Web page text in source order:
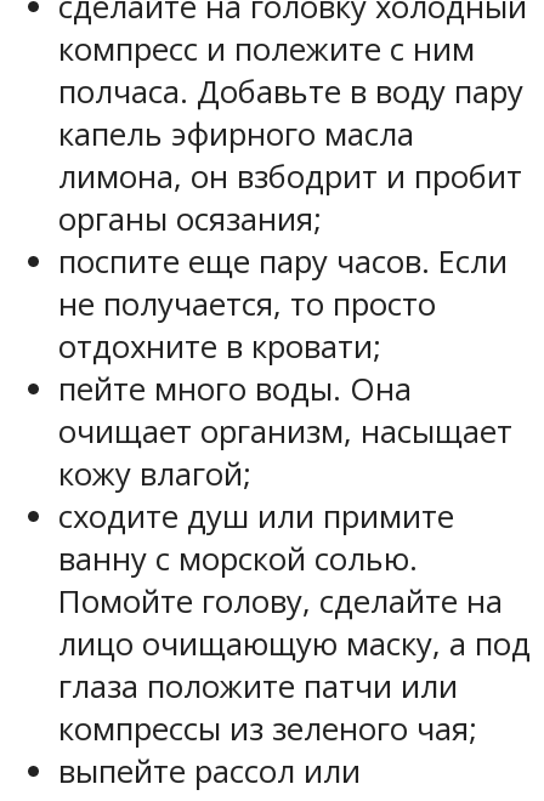
компресс и полежите с ним
полчаса. Добавьте в воду пару
капель эфирного масла
лимона, он взбодрит и пробит
органы осязания;
поспите еще пару часов. Если
не получается, то просто
отдохните в кровати;
пейте много воды. Она
очищает организм, насыщает
кожу влагой;
сходите душ или примите
ванну с морской солью.
Помойте голову, сделайте на
лицо очищающую маску, а под
глаза положите патчи или
компрессы из зеленого чая;
выпейте рассол или